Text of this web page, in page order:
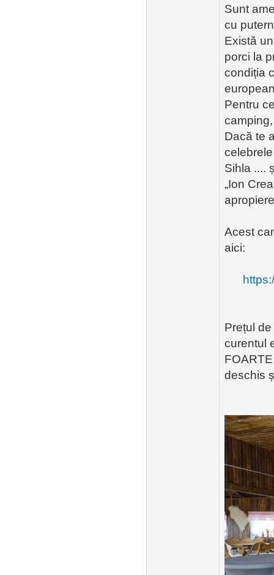
Sunt
cu
Există
porci la
condiția
Pentru
Dacă te
Sihla ....
„Ion
Acest
aici:
Prețul
curentul
deschis